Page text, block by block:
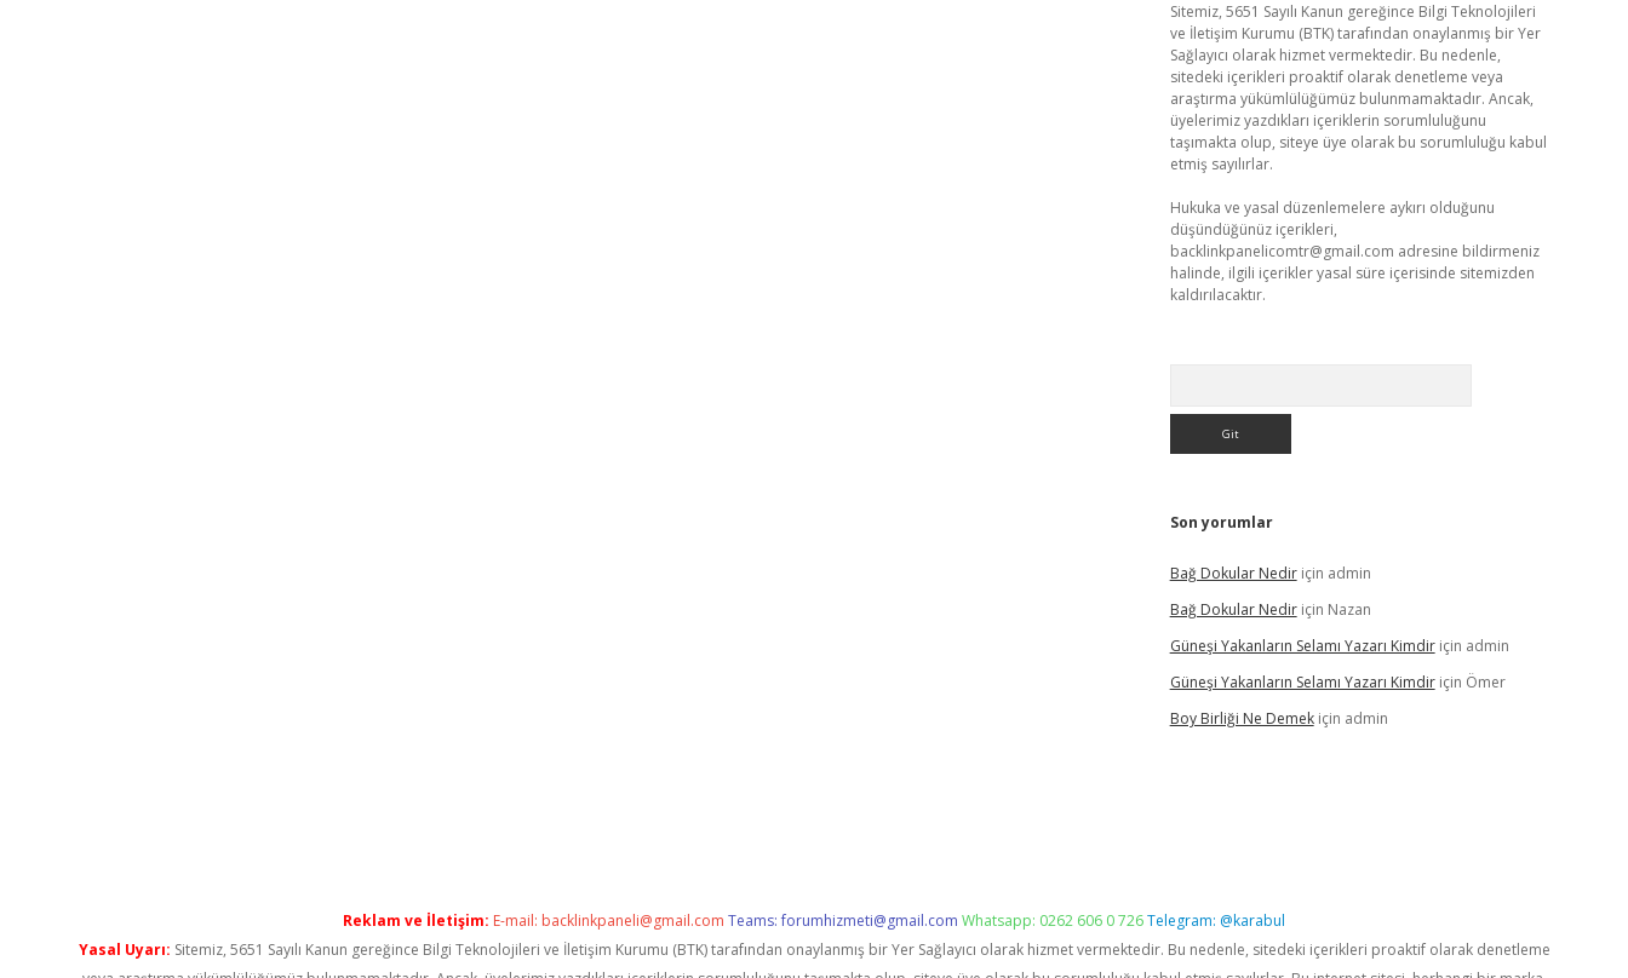
Sitemiz, 5651 Sayılı Kanun gereğince Bilgi Teknolojileri
ve İletişim Kurumu (BTK) tarafından onaylanmış bir Yer
Sağlayıcı olarak hizmet vermektedir. Bu nedenle,
sitedeki içerikleri proaktif olarak denetleme veya
araştırma yükümlülüğümüz bulunmamaktadır. Ancak,
üyelerimiz yazdıkları içeriklerin sorumluluğunu
taşımakta olup, siteye üye olarak bu sorumluluğu kabul
etmiş sayılırlar.
Hukuka ve yasal düzenlemelere aykırı olduğunu
düşündüğünüz içerikleri,
backlinkpanelicomtr@gmail.com adresine bildirmeniz
halinde, ilgili içerikler yasal süre içerisinde sitemizden
kaldırılacaktır.
Son yorumlar
Bağ Dokular Nediriçin admin
Bağ Dokular Nediriçin Nazan
Güneşi Yakanların Selamı Yazarı Kimdiriçin admin
Güneşi Yakanların Selamı Yazarı Kimdiriçin Ömer
Boy Birliği Ne Demekiçin admin
Reklam ve İletişim: E-mail: backlinkpaneli@gmail.com Teams:forumhizmeti@gmail.com Whatsapp: 0262 606 0 726Telegram: @karabul
Yasal Uyarı: Sitemiz, 5651 Sayılı Kanun gereğince Bilgi Teknolojileri ve İletişim Kurumu (BTK) tarafından onaylanmış bir Yer Sağlayıcı olarak hizmet vermektedir. Bu nedenle, sitedeki içerikleri proaktif olarak denetleme